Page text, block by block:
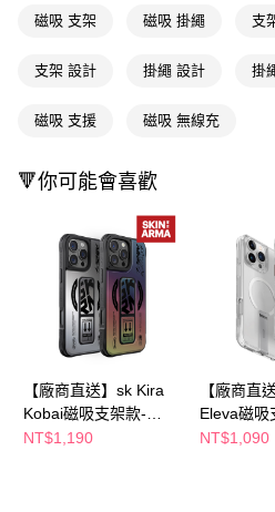
AFTEE先享後付是「在收到商品之後才付
便利好安心！
２．便利：只要手機號碼，簡訊認證，即
【「AFTEE先享後付」結帳流程】
結帳頁面，進行簡訊認證並確認金額後，
２．訂單成立數日內，您將收到繳費通知
ATM／網路銀行／等多元方式進行付款，
※ 請注意：結帳手續完成當下不需立刻
購買商品的店家。未經商家同意取消之
後付繳納相關費用。
※ 交易是否成功請以「AFTEE先享後付
是否繳費成功／繳費後需取消欲退款等相
客戶支援中心」https://
【注意事項】
１．透過由恩沛科技股份有限公司提供之
易，需依本服務之必要範圍內提供個人資
權轉讓予恩沛科技股份有限公司。
運送方式
宅配(離島廠商直送🚚)
磁吸 支架 磁吸 掛繩 支
支架 設計 掛繩 設計 掛
磁吸 支援 磁吸 無線充
🔻你可能會喜歡
【廠商直送】sk Kira
Kobai磁吸支架款-
iPhone16Pro系列
NT$1,190
【廠商直
Eleva磁吸
殼-16Pro系
NT$1,090